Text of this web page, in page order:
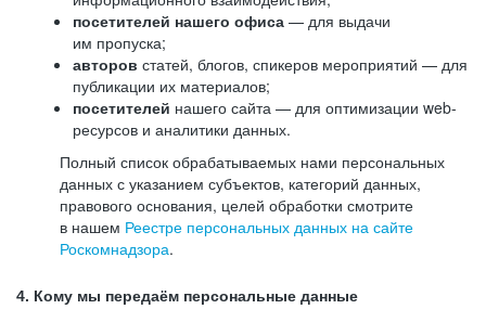
посетителей нашего офиса — для выдачи
им пропуска;
авторов статей, блогов, спикеров мероприятий — для
публикации их материалов;
посетителей нашего сайта — для оптимизации web-
ресурсов и аналитики данных.
Полный список обрабатываемых нами персональных
данных с указанием субъектов, категорий данных,
правового основания, целей обработки смотрите
в нашем Реестре персональных данных на сайте
Роскомнадзора.
4. Кому мы передаём персональные данные